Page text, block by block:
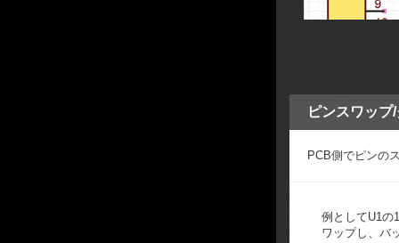
ピンスワッ
PCB側でピンの
例としてU1の
ワップし、バ